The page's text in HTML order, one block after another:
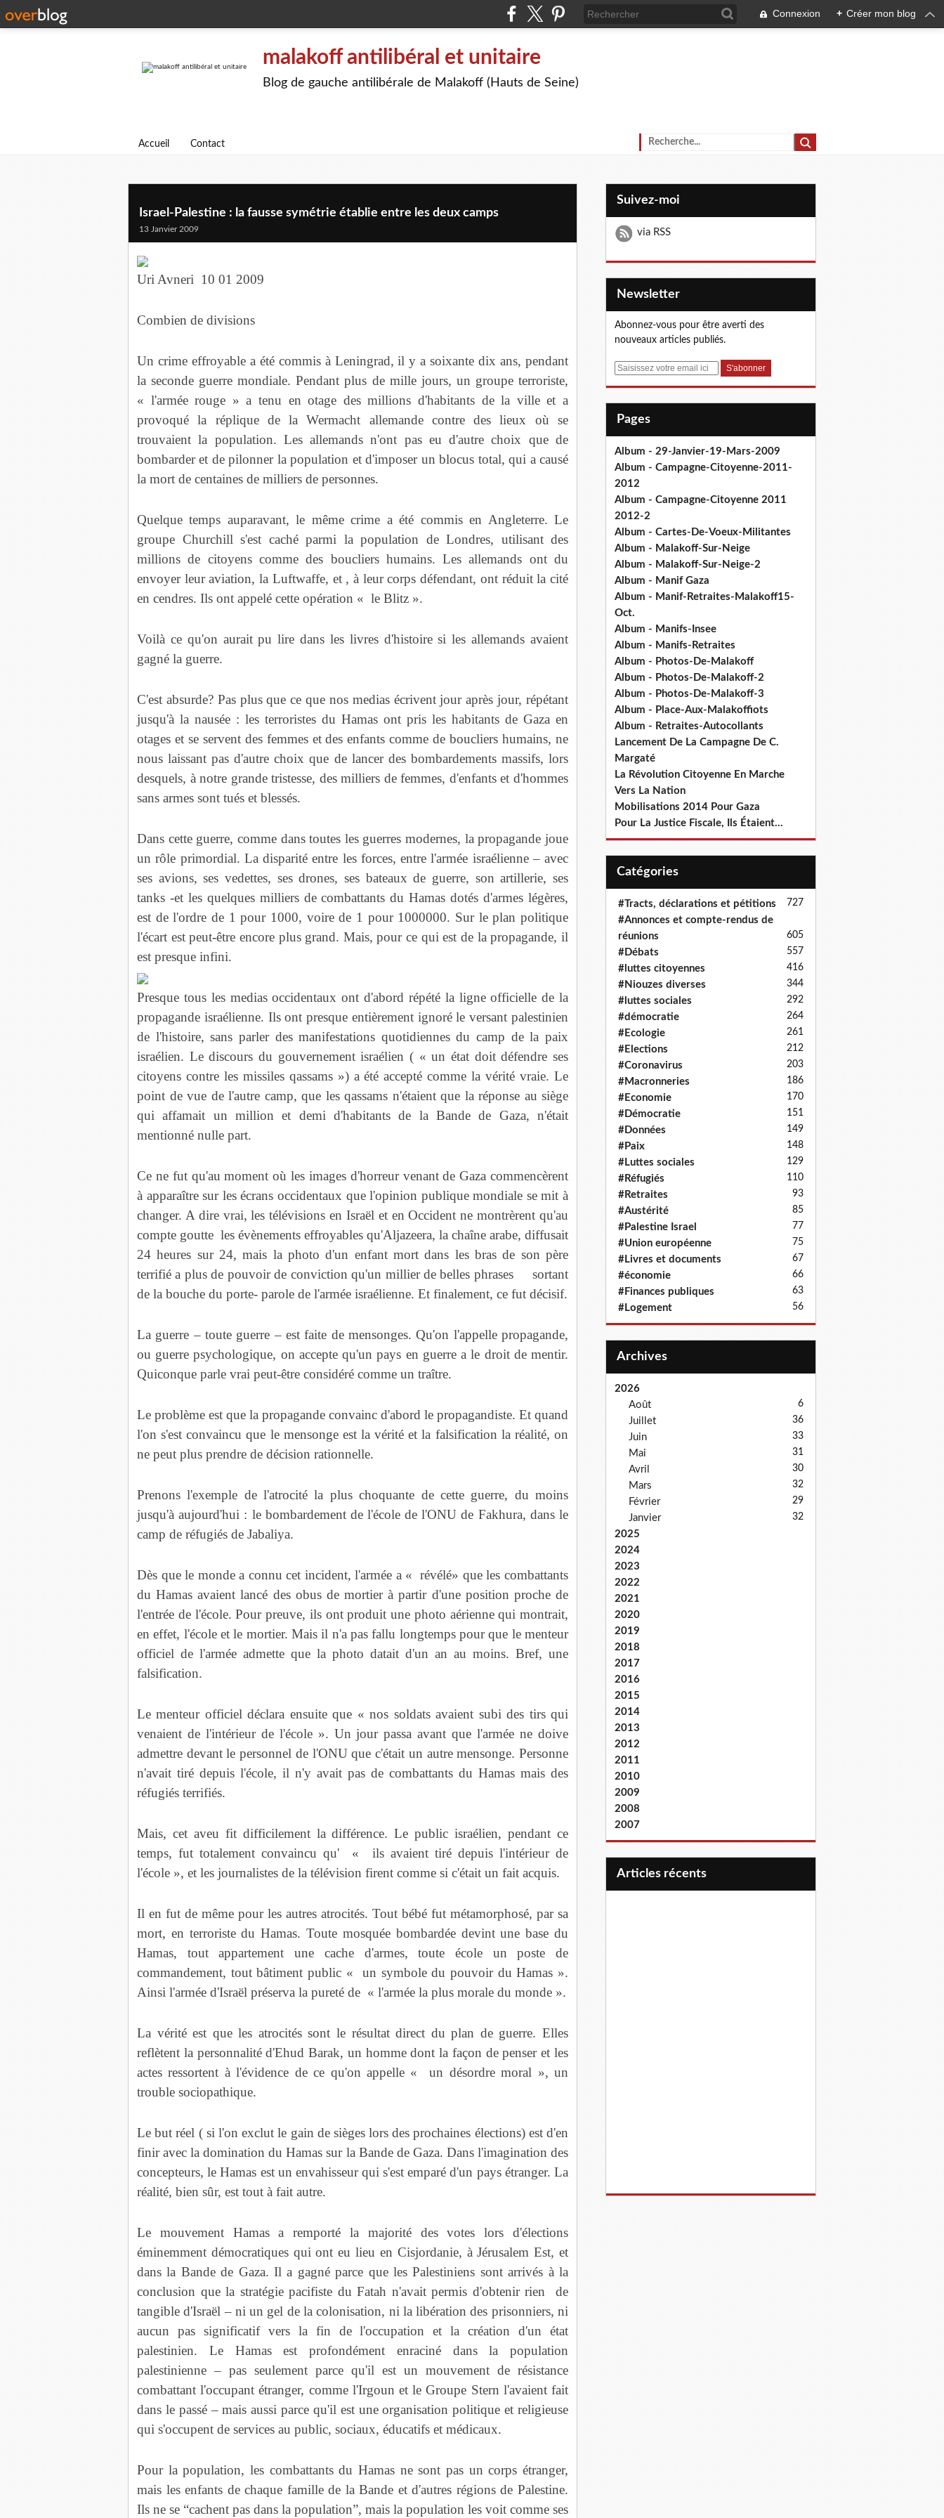
Connexion + Créer mon blog
malakoff antilibéral et unitaire
Blog de gauche antilibérale de Malakoff (Hauts de Seine)
Accueil Contact
Israel-Palestine : la fausse symétrie établie entre les deux camps
13 Janvier 2009
Uri Avneri 10 01 2009
Combien de divisions
Un crime effroyable a été commis à Leningrad, il y a soixante dix ans, pendant
la seconde guerre mondiale. Pendant plus de mille jours, un groupe terroriste,
« l'armée rouge » a tenu en otage des millions d'habitants de la ville et a
provoqué la réplique de la Wermacht allemande contre des lieux où se
trouvaient la population. Les allemands n'ont pas eu d'autre choix que de
bombarder et de pilonner la population et d'imposer un blocus total, qui a causé
la mort de centaines de milliers de personnes.
Quelque temps auparavant, le même crime a été commis en Angleterre. Le
groupe Churchill s'est caché parmi la population de Londres, utilisant des
millions de citoyens comme des boucliers humains. Les allemands ont du
envoyer leur aviation, la Luftwaffe, et , à leur corps défendant, ont réduit la cité
en cendres. Ils ont appelé cette opération « le Blitz ».
Voilà ce qu'on aurait pu lire dans les livres d'histoire si les allemands avaient
gagné la guerre.
C'est absurde? Pas plus que ce que nos medias écrivent jour après jour, répétant
jusqu'à la nausée : les terroristes du Hamas ont pris les habitants de Gaza en
otages et se servent des femmes et des enfants comme de boucliers humains, ne
nous laissant pas d'autre choix que de lancer des bombardements massifs, lors
desquels, à notre grande tristesse, des milliers de femmes, d'enfants et d'hommes
sans armes sont tués et blessés.
Dans cette guerre, comme dans toutes les guerres modernes, la propagande joue
un rôle primordial. La disparité entre les forces, entre l'armée israélienne – avec
ses avions, ses vedettes, ses drones, ses bateaux de guerre, son artillerie, ses
tanks -et les quelques milliers de combattants du Hamas dotés d'armes légères,
est de l'ordre de 1 pour 1000, voire de 1 pour 1000000. Sur le plan politique
l'écart est peut-être encore plus grand. Mais, pour ce qui est de la propagande, il
est presque infini.
Presque tous les medias occidentaux ont d'abord répété la ligne officielle de la
propagande israélienne. Ils ont presque entièrement ignoré le versant palestinien
de l'histoire, sans parler des manifestations quotidiennes du camp de la paix
israélien. Le discours du gouvernement israélien ( « un état doit défendre ses
citoyens contre les missiles qassams ») a été accepté comme la vérité vraie. Le
point de vue de l'autre camp, que les qassams n'étaient que la réponse au siège
qui affamait un million et demi d'habitants de la Bande de Gaza, n'était
mentionné nulle part.
Ce ne fut qu'au moment où les images d'horreur venant de Gaza commencèrent
à apparaître sur les écrans occidentaux que l'opinion publique mondiale se mit à
changer. A dire vrai, les télévisions en Israël et en Occident ne montrèrent qu'au
compte goutte les évènements effroyables qu'Aljazeera, la chaîne arabe, diffusait
24 heures sur 24, mais la photo d'un enfant mort dans les bras de son père
terrifié a plus de pouvoir de conviction qu'un millier de belles phrases sortant
de la bouche du porte- parole de l'armée israélienne. Et finalement, ce fut décisif.
La guerre – toute guerre – est faite de mensonges. Qu'on l'appelle propagande,
ou guerre psychologique, on accepte qu'un pays en guerre a le droit de mentir.
Quiconque parle vrai peut-être considéré comme un traître.
Le problème est que la propagande convainc d'abord le propagandiste. Et quand
l'on s'est convaincu que le mensonge est la vérité et la falsification la réalité, on
ne peut plus prendre de décision rationnelle.
Prenons l'exemple de l'atrocité la plus choquante de cette guerre, du moins
jusqu'à aujourd'hui : le bombardement de l'école de l'ONU de Fakhura, dans le
camp de réfugiés de Jabaliya.
Dès que le monde a connu cet incident, l'armée a « révélé» que les combattants
du Hamas avaient lancé des obus de mortier à partir d'une position proche de
l'entrée de l'école. Pour preuve, ils ont produit une photo aérienne qui montrait,
en effet, l'école et le mortier. Mais il n'a pas fallu longtemps pour que le menteur
officiel de l'armée admette que la photo datait d'un an au moins. Bref, une
falsification.
Le menteur officiel déclara ensuite que « nos soldats avaient subi des tirs qui
venaient de l'intérieur de l'école ». Un jour passa avant que l'armée ne doive
admettre devant le personnel de l'ONU que c'était un autre mensonge. Personne
n'avait tiré depuis l'école, il n'y avait pas de combattants du Hamas mais des
réfugiés terrifiés.
Mais, cet aveu fit difficilement la différence. Le public israélien, pendant ce
temps, fut totalement convaincu qu' « ils avaient tiré depuis l'intérieur de
l'école », et les journalistes de la télévision firent comme si c'était un fait acquis.
Il en fut de même pour les autres atrocités. Tout bébé fut métamorphosé, par sa
mort, en terroriste du Hamas. Toute mosquée bombardée devint une base du
Hamas, tout appartement une cache d'armes, toute école un poste de
commandement, tout bâtiment public « un symbole du pouvoir du Hamas ».
Ainsi l'armée d'Israël préserva la pureté de « l'armée la plus morale du monde ».
La vérité est que les atrocités sont le résultat direct du plan de guerre. Elles
reflètent la personnalité d'Ehud Barak, un homme dont la façon de penser et les
actes ressortent à l'évidence de ce qu'on appelle « un désordre moral », un
trouble sociopathique.
Le but réel ( si l'on exclut le gain de sièges lors des prochaines élections) est d'en
finir avec la domination du Hamas sur la Bande de Gaza. Dans l'imagination des
concepteurs, le Hamas est un envahisseur qui s'est emparé d'un pays étranger. La
réalité, bien sûr, est tout à fait autre.
Le mouvement Hamas a remporté la majorité des votes lors d'élections
éminemment démocratiques qui ont eu lieu en Cisjordanie, à Jérusalem Est, et
dans la Bande de Gaza. Il a gagné parce que les Palestiniens sont arrivés à la
conclusion que la stratégie pacifiste du Fatah n'avait permis d'obtenir rien de
tangible d'Israël – ni un gel de la colonisation, ni la libération des prisonniers, ni
aucun pas significatif vers la fin de l'occupation et la création d'un état
palestinien. Le Hamas est profondément enraciné dans la population
palestinienne – pas seulement parce qu'il est un mouvement de résistance
combattant l'occupant étranger, comme l'Irgoun et le Groupe Stern l'avaient fait
dans le passé – mais aussi parce qu'il est une organisation politique et religieuse
qui s'occupent de services au public, sociaux, éducatifs et médicaux.
Pour la population, les combattants du Hamas ne sont pas un corps étranger,
mais les enfants de chaque famille de la Bande et d'autres régions de Palestine.
Ils ne se “cachent pas dans la population”, mais la population les voit comme ses
Suivez-moi
via RSS
Newsletter
Abonnez-vous pour être averti des
nouveaux articles publiés.
E
Pages
Album - 29-Janvier-19-Mars-2009
Album - Campagne-Citoyenne-2011-
2012
Album - Campagne-Citoyenne 2011
2012-2
Album - Cartes-De-Voeux-Militantes
Album - Malakoff-Sur-Neige
Album - Malakoff-Sur-Neige-2
Album - Manif Gaza
Album - Manif-Retraites-Malakoff15-
Oct.
Album - Manifs-Insee
Album - Manifs-Retraites
Album - Photos-De-Malakoff
Album - Photos-De-Malakoff-2
Album - Photos-De-Malakoff-3
Album - Place-Aux-Malakoffiots
Album - Retraites-Autocollants
Lancement De La Campagne De C.
Margaté
La Révolution Citoyenne En Marche
Vers La Nation
Mobilisations 2014 Pour Gaza
Pour La Justice Fiscale, Ils Étaient...
Catégories
#Tracts, déclarations et pétitions 727
#Annonces et compte-rendus de
réunions
605
#Débats 557
#luttes citoyennes 416
#Niouzes diverses 344
#luttes sociales 292
#démocratie 264
#Ecologie 261
#Elections 212
#Coronavirus 203
#Macronneries 186
#Economie 170
#Démocratie 151
#Données 149
#Paix 148
#Luttes sociales 129
#Réfugiés 110
#Retraites 93
#Austérité 85
#Palestine Israel 77
#Union européenne 75
#Livres et documents 67
#économie 66
#Finances publiques 63
#Logement 56
Archives
2026
Août
6
Juillet 36
Juin 33
Mai 31
Avril 30
Mars 32
Février 29
Janvier 32
2025
2024
2023
2022
2021
2020
2019
2018
2017
2016
2015
2014
2013
2012
2011
2010
2009
2008
2007
articles récents